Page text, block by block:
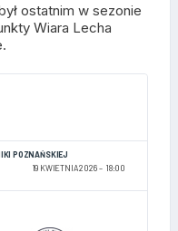
ostatnim w sezonie
Wiara Lecha
POZNAŃSKIEJ
19 KWIETNIA 2026
18:00